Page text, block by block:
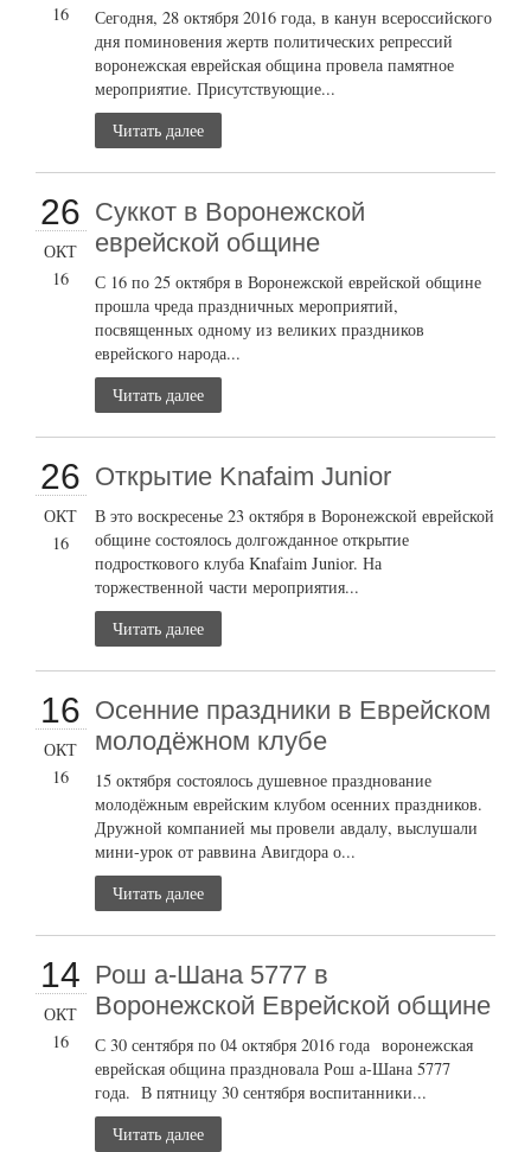
16
Сегодня, 28 октября 2016 года, в канун всероссийского
дня поминовения жертв политических репрессий
воронежская еврейская община провела памятное
мероприятие. Присутствующие...
Читать далее
26
ОКТ
16
Суккот в Воронежской
еврейской общине
С 16 по 25 октября в Воронежской еврейской общине
прошла чреда праздничных мероприятий,
посвященных одному из великих праздников
еврейского народа...
Читать далее
26
ОКТ
16
Открытие Knafaim Junior
В это воскресенье 23 октября в Воронежской еврейской
общине состоялось долгожданное открытие
подросткового клуба Knafaim Junior. На
торжественной части мероприятия...
Читать далее
16
ОКТ
16
Осенние праздники в Еврейском
молодёжном клубе
15 октября состоялось душевное празднование
молодёжным еврейским клубом осенних праздников.
Дружной компанией мы провели авдалу, выслушали
мини-урок от раввина Авигдора о...
Читать далее
14
ОКТ
16
Рош а-Шана 5777 в
Воронежской Еврейской общине
С 30 сентября по 04 октября 2016 года воронежская
еврейская община праздновала Рош а-Шана 5777
года. В пятницу 30 сентября воспитанники...
Читать далее